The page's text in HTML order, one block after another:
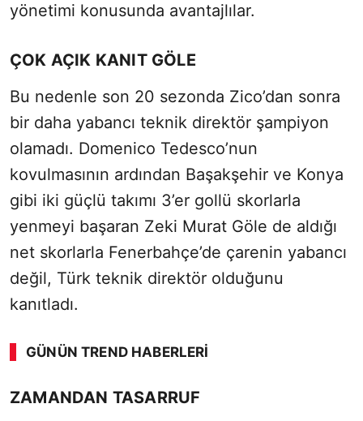
yönetimi konusunda avantajlılar.
ÇOK AÇIK KANIT GÖLE
Bu nedenle son 20 sezonda Zico’dan sonra
bir daha yabancı teknik direktör şampiyon
olamadı. Domenico Tedesco’nun
kovulmasının ardından Başakşehir ve Konya
gibi iki güçlü takımı 3’er gollü skorlarla
yenmeyi başaran Zeki Murat Göle de aldığı
net skorlarla Fenerbahçe’de çarenin yabancı
değil, Türk teknik direktör olduğunu
kanıtladı.
GÜNÜN TREND HABERLERI
ZAMANDAN TASARRUF